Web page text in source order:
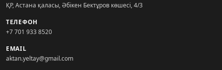
ҚР, Астана қаласы, Әбікен Бектұров көшесі, 4/3
ТЕЛЕФОН
+7 701 933 8520
EMAIL
aktan.yeltay@gmail.com